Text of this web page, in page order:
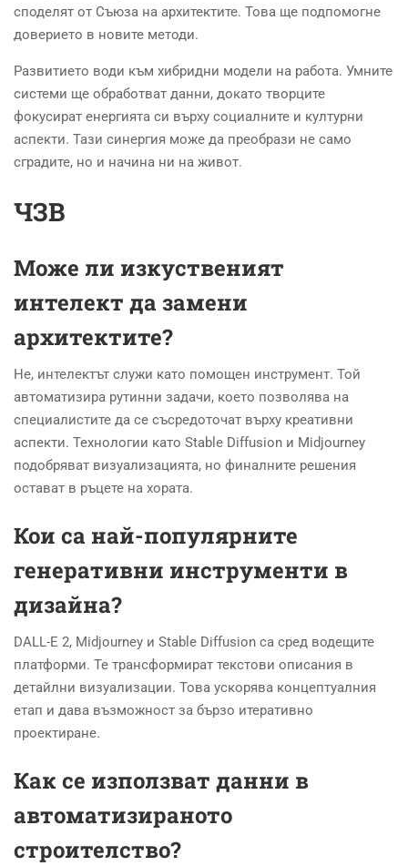
споделят от Съюза на архитектите. Това ще подпомогне
доверието в новите методи.
Развитието води към хибридни модели на работа. Умните
системи ще обработват данни, докато творците
фокусират енергията си върху социалните и културни
аспекти. Тази синергия може да преобрази не само
сградите, но и начина ни на живот.
ЧЗВ
Може ли изкуственият
интелект да замени
архитектите?
Не, интелектът служи като помощен инструмент. Той
автоматизира рутинни задачи, което позволява на
специалистите да се съсредоточат върху креативни
аспекти. Технологии като Stable Diffusion и Midjourney
подобряват визуализацията, но финалните решения
остават в ръцете на хората.
Кои са най-популярните
генеративни инструменти в
дизайна?
DALL-E 2, Midjourney и Stable Diffusion са сред водещите
платформи. Те трансформират текстови описания в
детайлни визуализации. Това ускорява концептуалния
етап и дава възможност за бързо итеративно
проектиране.
Как се използват данни в
автоматизираното
строителство?